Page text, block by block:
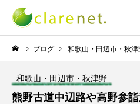
株式会社クレアネットの代表取締役ブログ
NEW POST
ブログ 和歌山・田辺市・秋津
和歌山・田辺市・秋津野
熊野古道中辺路や高野参